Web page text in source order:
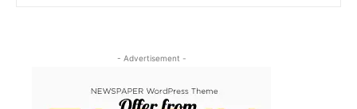
- Advertisement -